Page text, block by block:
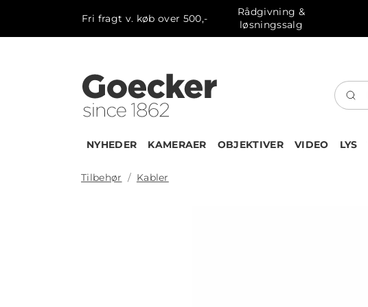
Fri fragt v. køb over 500,-
Rådgivning &
løsningssalg
NYHEDER KAMERAER OBJEKTIVER VIDEO LYS
Tilbehør Kabler